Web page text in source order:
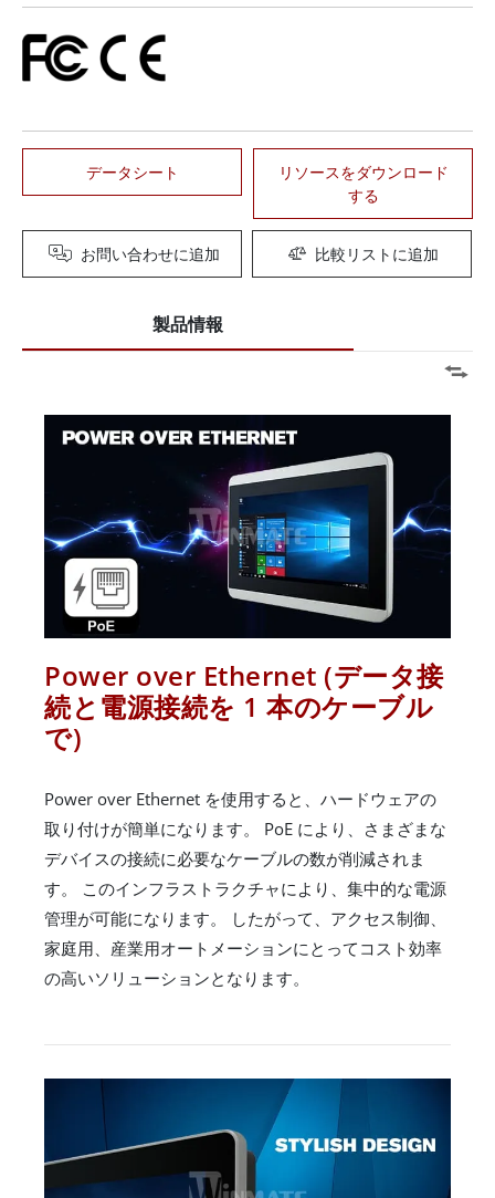
データシート
リソースをダウンロード
する
お問い合わせに追加 比較リストに追加
製品情報
Power over Ethernet (データ接
続と電源接続を 1 本のケーブル
で)
Power over Ethernet を使用すると、ハードウェアの
取り付けが簡単になります。 PoE により、さまざまな
デバイスの接続に必要なケーブルの数が削減されま
す。 このインフラストラクチャにより、集中的な電源
管理が可能になります。 したがって、アクセス制御、
家庭用、産業用オートメーションにとってコスト効率
の高いソリューションとなります。